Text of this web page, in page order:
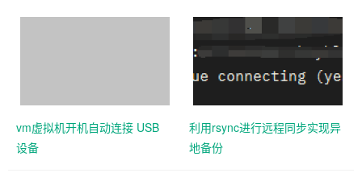
vm虚拟机开机自动连接 USB
设备
利用rsync进行远程同步实现异
地备份